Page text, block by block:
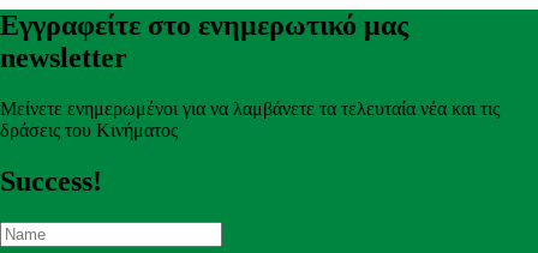
Εγγραφείτε στο ενημερωτικό μας
newsletter
Μείνετε ενημερωμένοι για να λαμβάνετε τα τελευταία νέα και τις
δράσεις του Κινήματος
Success!